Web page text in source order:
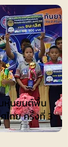
หุ่นยนต์พื้น
ไทย ครั้งที่ 3